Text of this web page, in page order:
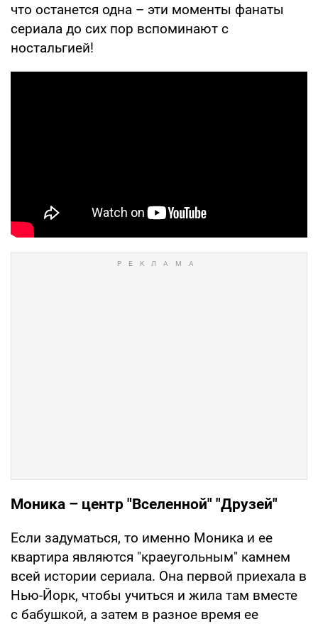
что останется одна – эти моменты фанаты
сериала до сих пор вспоминают с
ностальгией!
Моника – центр "Вселенной" "Друзей"
Если задуматься, то именно Моника и ее
квартира являются "краеугольным" камнем
всей истории сериала. Она первой приехала в
Нью-Йорк, чтобы учиться и жила там вместе
с бабушкой, а затем в разное время ее